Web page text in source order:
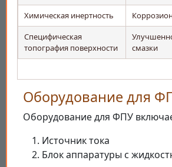
Химическая инертность
Специфическая
топография поверхности
смазки
Оборудование для
Оборудование для ФПУ
Источник тока
Блок аппаратуры с